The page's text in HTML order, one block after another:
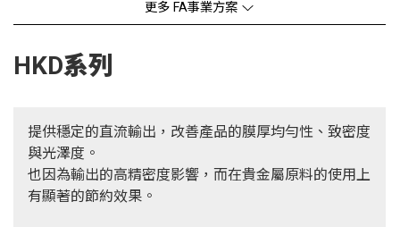
更多 FA事業方案
HKD系列
提供穩定的直流輸出，改善產品的膜厚均勻性、致密度
與光澤度。
也因為輸出的高精密度影響，而在貴金屬原料的使用上
有顯著的節約效果。